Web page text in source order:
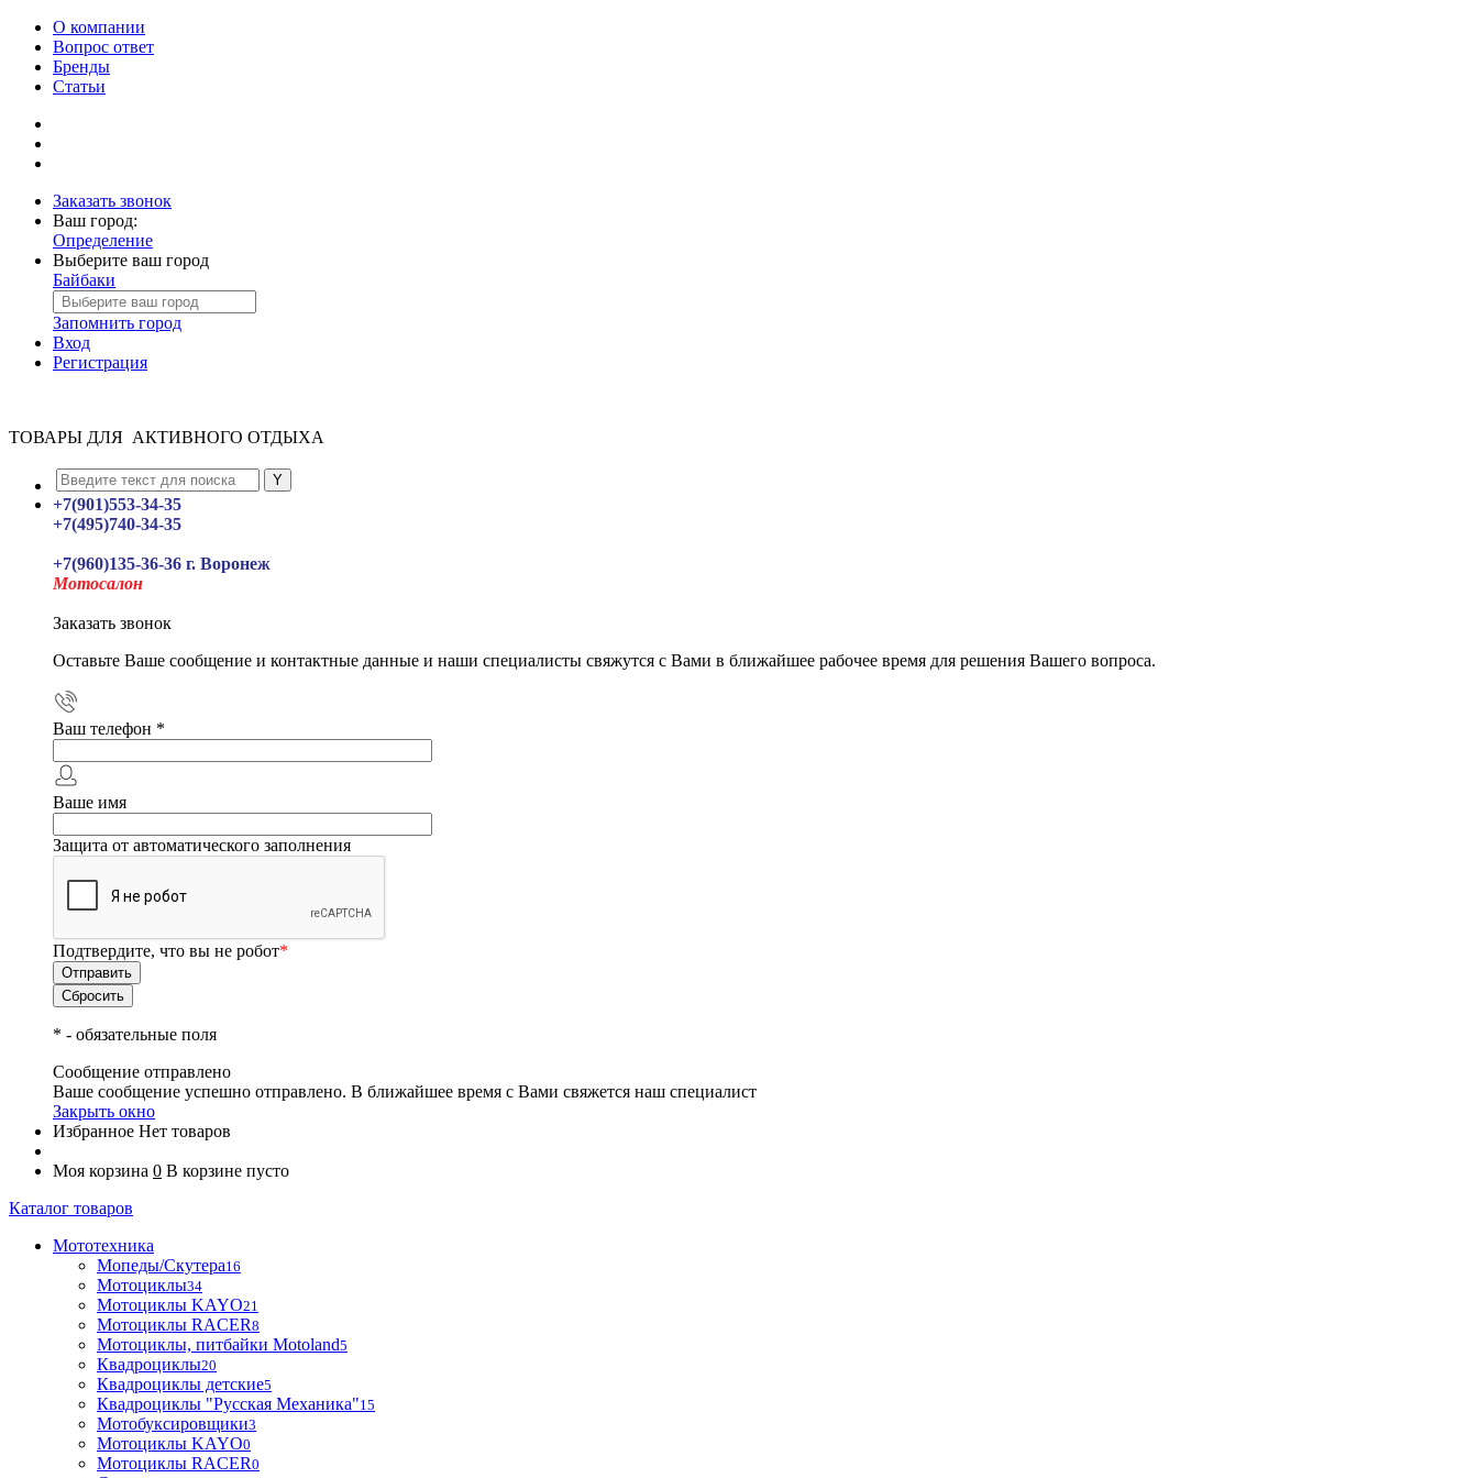
О компании
Вопрос ответ
Бренды
Статьи
Заказать звонок
Ваш город:
Определение
Выберите ваш город
Байбаки
Запомнить город
Вход
Регистрация
ТОВАРЫ ДЛЯ АКТИВНОГО ОТДЫХА
+7(901)553-34-35
+7(495)740-34-35
+7(960)135-36-36 г. Воронеж
Мотосалон
Заказать звонок
Оставьте Ваше сообщение и контактные данные и наши специалисты свяжутся с Вами в ближайшее рабочее время для решения Вашего вопроса.
Ваш телефон *
Ваше имя
Защита от автоматического заполнения
Подтвердите, что вы не робот*
* - обязательные поля
Сообщение отправлено
Ваше сообщение успешно отправлено. В ближайшее время с Вами свяжется наш специалист
Закрыть окно
Избранное Нет товаров
Моя корзина 0 В корзине пусто
Каталог товаров
Мототехника
Мопеды/Скутера16
Мотоциклы34
Мотоциклы KAYO21
Мотоциклы RACER8
Мотоциклы, питбайки Motoland5
Квадроциклы20
Квадроциклы детские5
Квадроциклы "Русская Механика"15
Мотобуксировщики3
Мотоциклы KAYO0
Мотоциклы RACER0